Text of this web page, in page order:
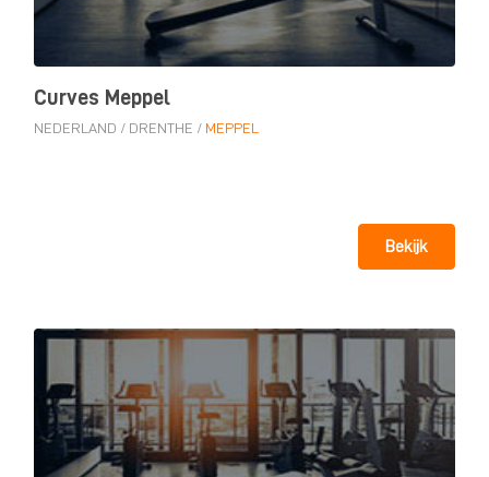
Curves Meppel
NEDERLAND / DRENTHE / MEPPEL
Bekijk